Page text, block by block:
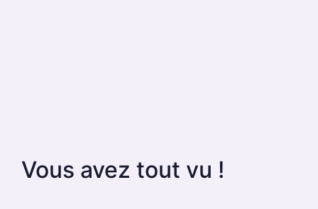
Vous avez tout vu !